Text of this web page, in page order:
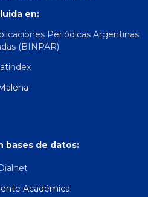
en:
Periódicas Argentinas
(BINPAR)
bases de datos:
Académica